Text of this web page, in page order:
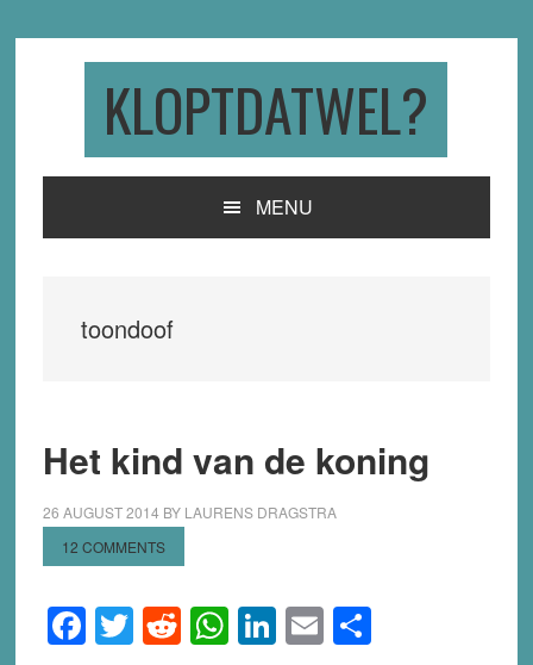
KLOPTDATWEL?
MENU
toondoof
Het kind van de koning
26 AUGUST 2014 BY LAURENS DRAGSTRA
12 COMMENTS
Facebook
Twitter
Reddit
WhatsApp
LinkedIn
EmailShare